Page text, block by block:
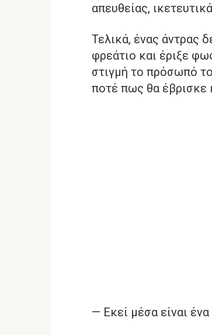
απευθείας,
Τελικά, ένας άντρας
φρεάτιο και έριξε
στιγμή το πρόσωπό
ποτέ πως θα έβρισκε
— Εκεί μέσα είναι